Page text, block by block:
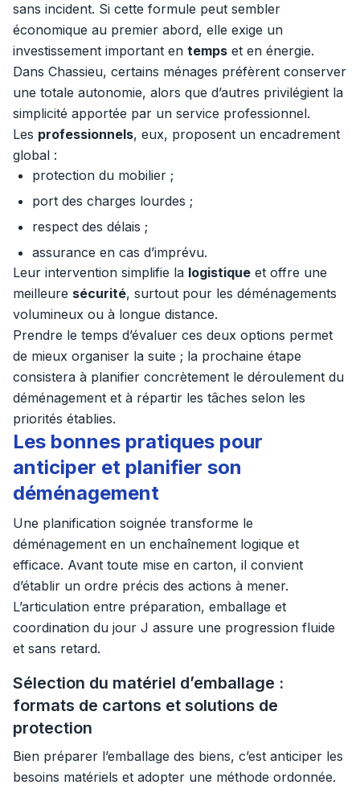
sans incident. Si cette formule peut sembler
économique au premier abord, elle exige un
investissement important en temps et en énergie.
Dans Chassieu, certains ménages préfèrent conserver
une totale autonomie, alors que d’autres privilégient la
simplicité apportée par un service professionnel.
Les professionnels, eux, proposent un encadrement
global :
protection du mobilier ;
port des charges lourdes ;
respect des délais ;
assurance en cas d’imprévu.
Leur intervention simplifie la logistique et offre une
meilleure sécurité, surtout pour les déménagements
volumineux ou à longue distance.
Prendre le temps d’évaluer ces deux options permet
de mieux organiser la suite ; la prochaine étape
consistera à planifier concrètement le déroulement du
déménagement et à répartir les tâches selon les
priorités établies.
Les bonnes pratiques pour
anticiper et planifier son
déménagement
Une planification soignée transforme le
déménagement en un enchaînement logique et
efficace. Avant toute mise en carton, il convient
d’établir un ordre précis des actions à mener.
L’articulation entre préparation, emballage et
coordination du jour J assure une progression fluide
et sans retard.
Sélection du matériel d’emballage :
formats de cartons et solutions de
protection
Bien préparer l’emballage des biens, c’est anticiper les
besoins matériels et adopter une méthode ordonnée.